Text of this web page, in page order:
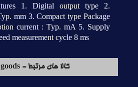
1. Digital output type 2.
mm 3. Compact type Package
current : Typ. mA 5. Supply
measurement cycle 8 ms
کالا های مرتبط - Related goods